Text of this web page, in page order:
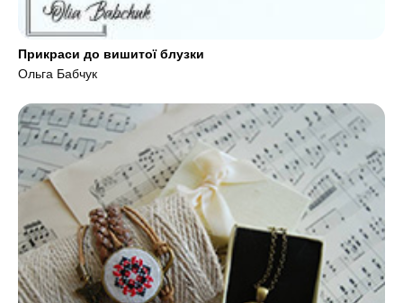
Прикраси до вишитої блузки
Ольга Бабчук